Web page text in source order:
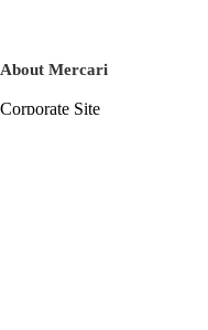
About Mercari
Corporate Site